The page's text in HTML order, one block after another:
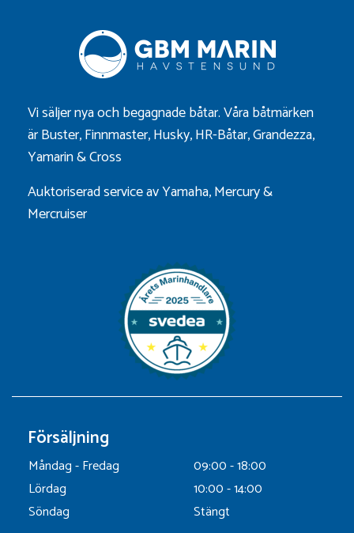
Vi säljer nya och begagnade båtar. Våra båtmärken
ärBuster,Finnmaster,Husky,HR-Båtar,Grandezza,
Yamarin&Cross
Auktoriserad service av Yamaha, Mercury &
Mercruiser
Försäljning
Måndag - Fredag
09:00 - 18:00
Lördag
10:00 - 14:00
Söndag
Stängt